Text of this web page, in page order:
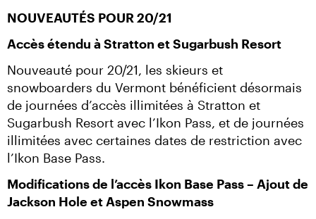
NOUVEAUTÉS POUR 20/21
Accès étendu à Stratton et Sugarbush Resort
Nouveauté pour 20/21, les skieurs et
snowboarders du Vermont bénéficient désormais
de journées d’accès illimitées à Stratton et
Sugarbush Resort avec l’Ikon Pass, et de journées
illimitées avec certaines dates de restriction avec
l’Ikon Base Pass.
Modifications de l’accès Ikon Base Pass – Ajout de
Jackson Hole et Aspen Snowmass